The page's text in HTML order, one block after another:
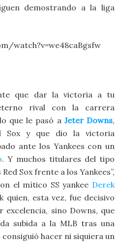
demostrando a la liga
watch?v=we48caBgsfw
que dar la victoria a tu
rival con la carrera
que le pasó a Jeter Downs,
Sox y que dio la victoria
ante los Yankees con un
. Y muchos titulares del tipo
Sox frente a los Yankees”,
el mítico SS yankee Derek
quien, esta vez, fue decisivo
sino Downs, que
subida a la MLB tras una
hacer ni siquiera un